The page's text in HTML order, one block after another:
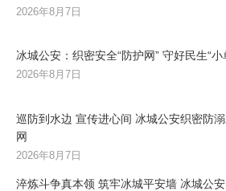
2026年8月7日
冰城公安：织密安全“防护网” 守好民生“小
2026年8月7日
巡防到水边 宣传进心间 冰城公安织密防
网
2026年8月7日
淬炼斗争真本领 筑牢冰城平安墙 冰城公